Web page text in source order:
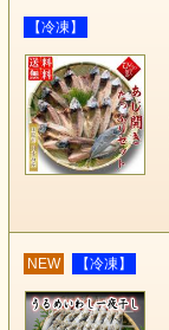
【冷凍】
NEW 【冷凍】